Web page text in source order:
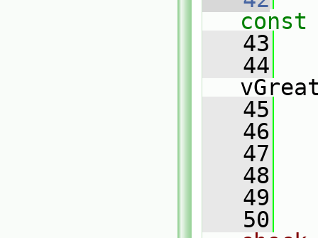
const
   43
   44
   45
   46
   47
   48
   49
   50